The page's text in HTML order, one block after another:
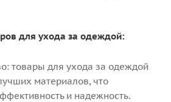
для ухода за одеждой:
товары для ухода за одеждой
материалов, что
и надежность.